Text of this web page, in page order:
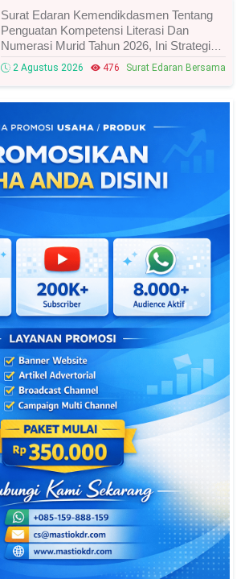
Surat Edaran Kemendikdasmen Tentang
Penguatan Kompetensi Literasi Dan
Numerasi Murid Tahun 2026, Ini Strategi
Dan Alurnya
2 Agustus 2026 476 Surat Edaran Bersama